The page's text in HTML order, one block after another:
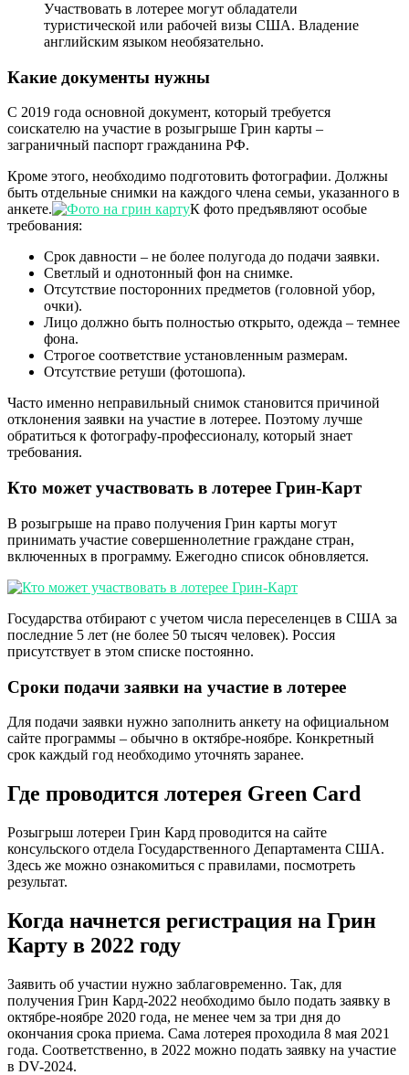
Участвовать в лотерее могут обладатели
туристической или рабочей визы США. Владение
английским языком необязательно.
Какие документы нужны
С 2019 года основной документ, который требуется
соискателю на участие в розыгрыше Грин карты –
заграничный паспорт гражданина РФ.
Кроме этого, необходимо подготовить фотографии. Должны
быть отдельные снимки на каждого члена семьи, указанного в
анкете.
К фото предъявляют особые
требования:
Срок давности – не более полугода до подачи заявки.
Светлый и однотонный фон на снимке.
Отсутствие посторонних предметов (головной убор,
очки).
Лицо должно быть полностью открыто, одежда – темнее
фона.
Строгое соответствие установленным размерам.
Отсутствие ретуши (фотошопа).
Часто именно неправильный снимок становится причиной
отклонения заявки на участие в лотерее. Поэтому лучше
обратиться к фотографу-профессионалу, который знает
требования.
Кто может участвовать в лотерее Грин-Карт
В розыгрыше на право получения Грин карты могут
принимать участие совершеннолетние граждане стран,
включенных в программу. Ежегодно список обновляется.
Государства отбирают с учетом числа переселенцев в США за
последние 5 лет (не более 50 тысяч человек). Россия
присутствует в этом списке постоянно.
Сроки подачи заявки на участие в лотерее
Для подачи заявки нужно заполнить анкету на официальном
сайте программы – обычно в октябре-ноябре. Конкретный
срок каждый год необходимо уточнять заранее.
Где проводится лотерея Green Card
Розыгрыш лотереи Грин Кард проводится на сайте
консульского отдела Государственного Департамента США.
Здесь же можно ознакомиться с правилами, посмотреть
результат.
Когда начнется регистрация на Грин
Карту в 2022 году
Заявить об участии нужно заблаговременно. Так, для
получения Грин Кард-2022 необходимо было подать заявку в
октябре-ноябре 2020 года, не менее чем за три дня до
окончания срока приема. Сама лотерея проходила 8 мая 2021
года. Соответственно, в 2022 можно подать заявку на участие
в DV-2024.